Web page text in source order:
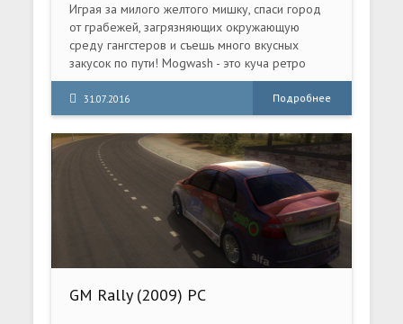
Играя за милого желтого мишку, спаси город
от грабежей, загрязняющих окружающую
среду гангстеров и съешь много вкусных
закусок по пути! Mogwash - это куча ретро
благости в одном восхитительном гигантском
пироге!
31.07.2016 Подробнее
GM Rally (2009) PC